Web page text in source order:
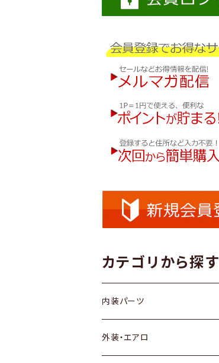
カテゴリから探す
内装パーツ
トヨタ
外装・エアロ